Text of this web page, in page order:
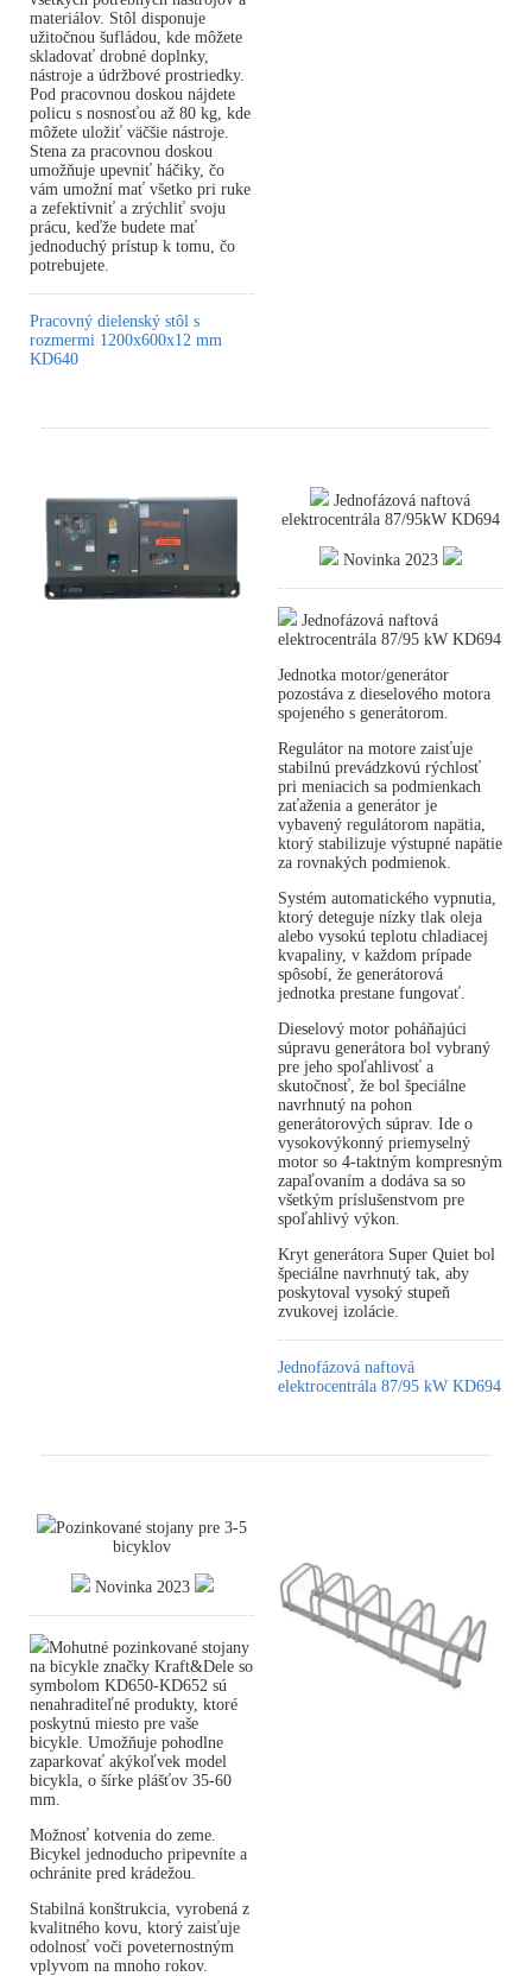
materiálov. Stôl disponuje
užitočnou šufládou, kde môžete
skladovať drobné doplnky,
nástroje a údržbové prostriedky.
Pod pracovnou doskou nájdete
policu s nosnosťou až 80 kg, kde
môžete uložiť väčšie nástroje.
Stena za pracovnou doskou
umožňuje upevniť háčiky, čo
vám umožní mať všetko pri ruke
a zefektívniť a zrýchliť svoju
prácu, keďže budete mať
jednoduchý prístup k tomu, čo
potrebujete.
Pracovný dielenský stôl s
rozmermi 1200x600x12 mm
KD640
Jednofázová naftová
elektrocentrála 87/95kW KD694
Novinka 2023
Jednofázová naftová
elektrocentrála 87/95 kW KD694
Jednotka motor/generátor
pozostáva z dieselového motora
spojeného s generátorom.
Regulátor na motore zaisťuje
stabilnú prevádzkovú rýchlosť
pri meniacich sa podmienkach
zaťaženia a generátor je
vybavený regulátorom napätia,
ktorý stabilizuje výstupné napätie
za rovnakých podmienok.
Systém automatického vypnutia,
ktorý deteguje nízky tlak oleja
alebo vysokú teplotu chladiacej
kvapaliny, v každom prípade
spôsobí, že generátorová
jednotka prestane fungovať.
Dieselový motor poháňajúci
súpravu generátora bol vybraný
pre jeho spoľahlivosť a
skutočnosť, že bol špeciálne
navrhnutý na pohon
generátorových súprav. Ide o
vysokovýkonný priemyselný
motor so 4-taktným kompresným
zapaľovaním a dodáva sa so
všetkým príslušenstvom pre
spoľahlivý výkon.
Kryt generátora Super Quiet bol
špeciálne navrhnutý tak, aby
poskytoval vysoký stupeň
zvukovej izolácie.
Jednofázová naftová
elektrocentrála 87/95 kW KD694
Pozinkované stojany pre 3-5
bicyklov
Novinka 2023
Mohutné pozinkované stojany
na bicykle značky Kraft&Dele so
symbolom KD650-KD652 sú
nenahraditeľné produkty, ktoré
poskytnú miesto pre vaše
bicykle. Umožňuje pohodlne
zaparkovať akýkoľvek model
bicykla, o šírke plášťov 35-60
mm.
Možnosť kotvenia do zeme.
Bicykel jednoducho pripevníte a
ochránite pred krádežou.
Stabilná konštrukcia, vyrobená z
kvalitného kovu, ktorý zaisťuje
odolnosť voči poveternostným
vplyvom na mnoho rokov.